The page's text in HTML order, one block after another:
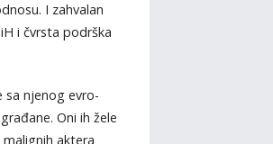
I zahvalan
i čvrsta podrška
sa njenog evro-
Oni ih žele
aktera